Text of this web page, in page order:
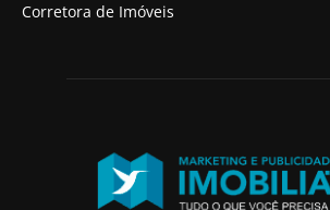
Corretora de Imóveis